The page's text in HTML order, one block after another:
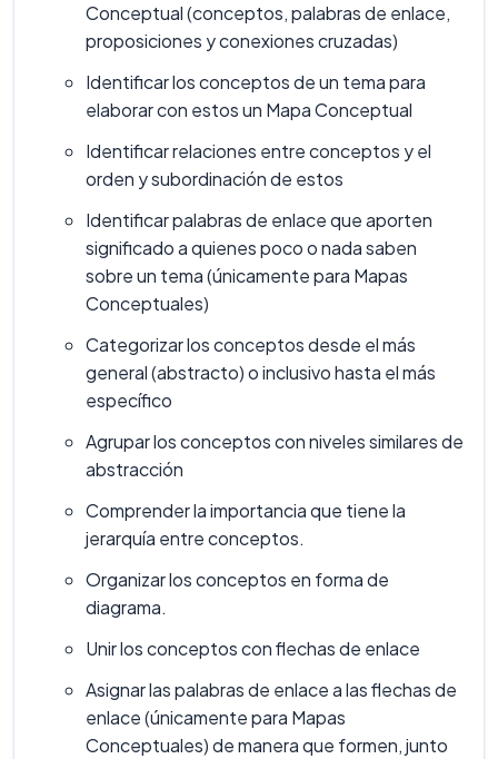
Conceptual (conceptos, palabras de enlace,
proposiciones y conexiones cruzadas)
Identificar los conceptos de un tema para
elaborar con estos un Mapa Conceptual
Identificar relaciones entre conceptos y el
orden y subordinación de estos
Identificar palabras de enlace que aporten
significado a quienes poco o nada saben
sobre un tema (únicamente para Mapas
Conceptuales)
Categorizar los conceptos desde el más
general (abstracto) o inclusivo hasta el más
específico
Agrupar los conceptos con niveles similares de
abstracción
Comprender la importancia que tiene la
jerarquía entre conceptos.
Organizar los conceptos en forma de
diagrama.
Unir los conceptos con flechas de enlace
Asignar las palabras de enlace a las flechas de
enlace (únicamente para Mapas
Conceptuales) de manera que formen, junto